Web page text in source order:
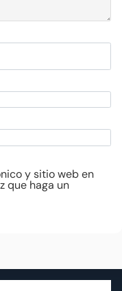
y sitio web en
que haga un